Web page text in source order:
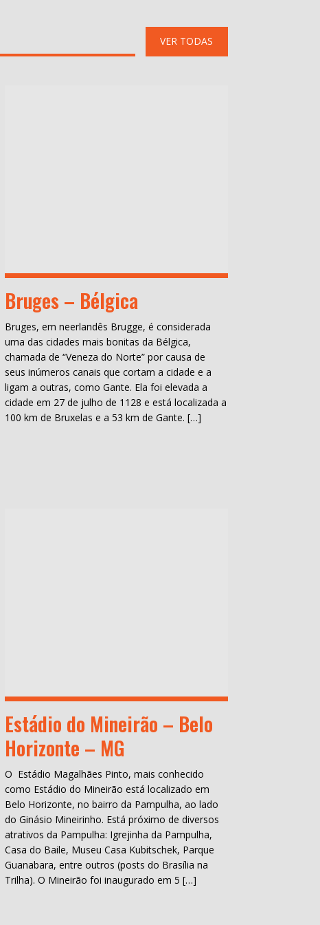
VER TODAS
Bruges – Bélgica
Bruges, em neerlandês Brugge, é considerada
uma das cidades mais bonitas da Bélgica,
chamada de “Veneza do Norte” por causa de
seus inúmeros canais que cortam a cidade e a
ligam a outras, como Gante. Ela foi elevada a
cidade em 27 de julho de 1128 e está localizada a
100 km de Bruxelas e a 53 km de Gante. […]
Estádio do Mineirão – Belo
Horizonte – MG
O Estádio Magalhães Pinto, mais conhecido
como Estádio do Mineirão está localizado em
Belo Horizonte, no bairro da Pampulha, ao lado
do Ginásio Mineirinho. Está próximo de diversos
atrativos da Pampulha: Igrejinha da Pampulha,
Casa do Baile, Museu Casa Kubitschek, Parque
Guanabara, entre outros (posts do Brasília na
Trilha). O Mineirão foi inaugurado em 5 […]